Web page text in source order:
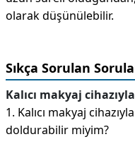
olarak düşünülebilir.
Sıkça Sorulan
Kalıcı makyaj
1. Kalıcı makyaj
doldurabilir miyim?